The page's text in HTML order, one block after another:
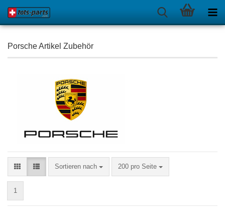
Porsche Artikel Zubehör
Sortieren nach
Sortieren nach 200 pro Seite
pro Seite
1